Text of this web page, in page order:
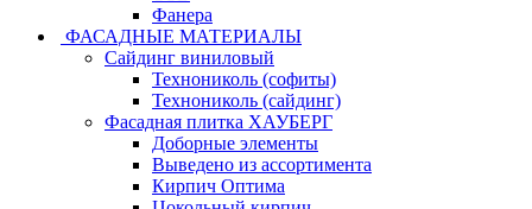
Фанера
ФАСАДНЫЕ МАТЕРИАЛЫ
Сайдинг виниловый
Технониколь (софиты)
Технониколь (сайдинг)
Фасадная плитка ХАУБЕРГ
Доборные элементы
Выведено из ассортимента
Кирпич Оптима